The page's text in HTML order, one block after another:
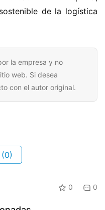
de la logística
la empresa y no
web. Si desea
con el autor original.
(0)
0 0